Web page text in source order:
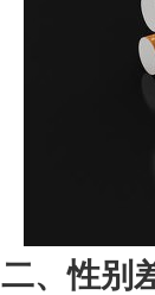
二、性别